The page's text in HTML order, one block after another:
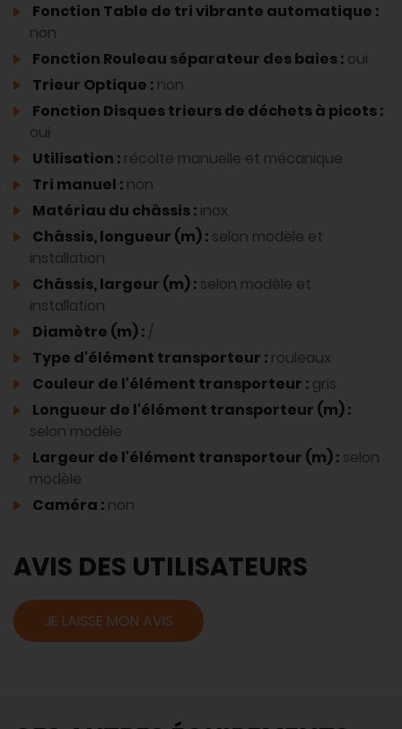
Fonction Table de tri vibrante automatique :
non
Fonction Rouleau séparateur des baies : oui
Trieur Optique : non
Fonction Disques trieurs de déchets à picots :
oui
Utilisation : récolte manuelle et mécanique
Tri manuel : non
Matériau du châssis : inox
Châssis, longueur (m) : selon modèle et
installation
Châssis, largeur (m) : selon modèle et
installation
Diamètre (m) : /
Type d'élément transporteur : rouleaux
Couleur de l'élément transporteur : gris
Longueur de l'élément transporteur (m) :
selon modèle
Largeur de l'élément transporteur (m) : selon
modèle
Caméra : non
AVIS DES UTILISATEURS
JE LAISSE MON AVIS